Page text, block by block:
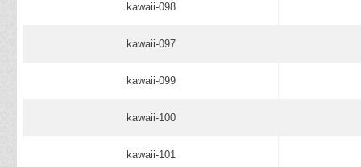
kawaii-098
kawaii-097
kawaii-099
kawaii-100
kawaii-101